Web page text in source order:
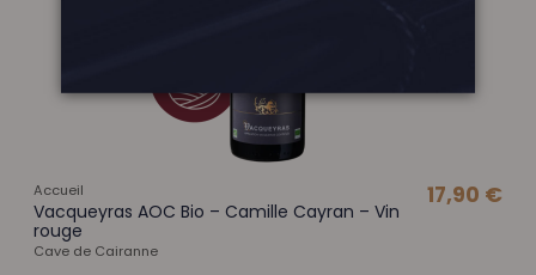
Accueil
Vacqueyras AOC Bio – Camille Cayran – Vin
rouge
Cave de Cairanne
17,90 €